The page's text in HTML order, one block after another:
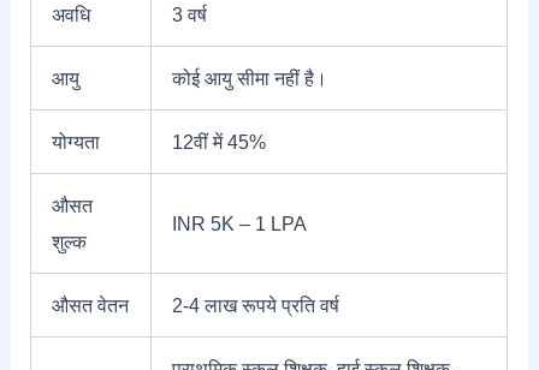
अवधि 3 वर्ष
आयु कोई आयु सीमा नहीं है।
योग्यता 12वीं में 45%
औसत
शुल्क
INR 5K – 1 LPA
औसत वेतन 2-4 लाख रूपये प्रति वर्ष